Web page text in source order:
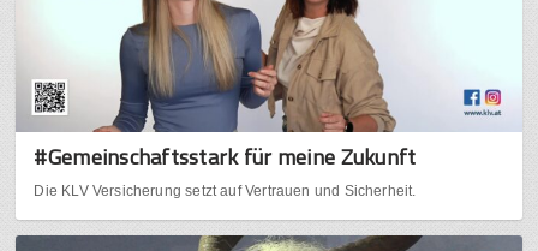
#Gemeinschaftsstark für meine Zukunft
Die KLV Versicherung setzt auf Vertrauen und Sicherheit.